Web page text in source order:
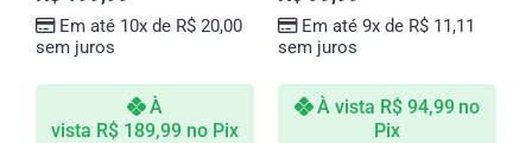
Em até 10x de R$20,00
sem juros
À
vista R$ 189,99 no Pix
Em até 9x de R$11,11
sem juros
À vista R$94,99 no
Pix